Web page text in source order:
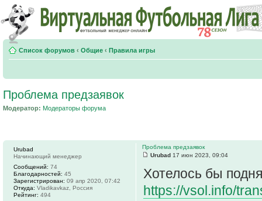
Список форумов ‹ Общие ‹ Правила игры
Проблема предзаявок
Модератор: Модераторы форума
Проблема предзаявок
Urubad 17 июн 2023, 09:04
Хотелось бы
https://vsol.info/
Urubad
Начинающий менеджер
Сообщений: 74
Благодарностей: 45
Зарегистрирован: 09 апр 2020, 07:42
Откуда: Vladikavkaz, Россия
Рейтинг: 494